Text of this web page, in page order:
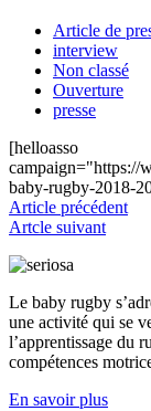
Article de
interview
Non classé
Ouverture
presse
[helloasso
campaign="https://
baby-rugby-2018-
Article précédent
Artcle suivant
Le baby rugby
une activité qui se
l’apprentissage du
compétences
En savoir plus